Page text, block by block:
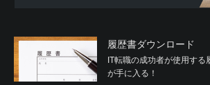
履歴書ダウンロード
IT転職の成功者が使用する
が手に入る！